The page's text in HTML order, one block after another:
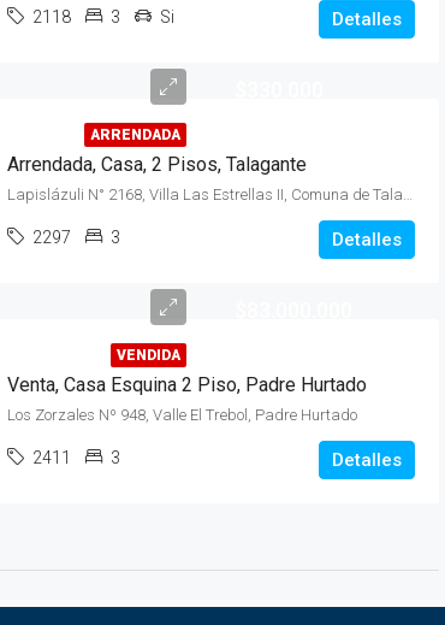
2118 3 Si Detalles
ARRENDADA
Arrendada, Casa, 2 Pisos, Talagante
Lapislázuli N° 2168, Villa Las Estrellas II, Comuna de Talagante
2297 3 Detalles
VENDIDA
Venta, Casa Esquina 2 Piso, Padre Hurtado
Los Zorzales Nº 948, Valle El Trebol, Padre Hurtado
2411 3 Detalles